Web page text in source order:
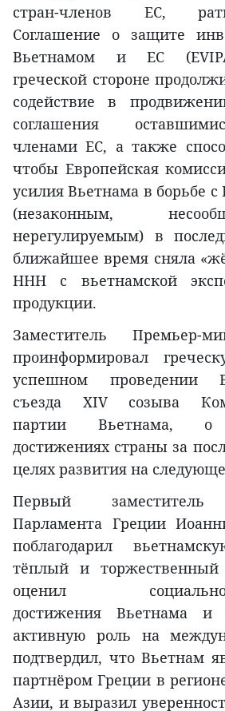
стран-членов ЕС,
Соглашение о защите
Вьетнамом и ЕС
греческой стороне
содействие в
соглашения
членами ЕС, а также
чтобы Европейская
усилия Вьетнама в борьбе
(незаконным,
нерегулируемым) в
ближайшее время сняла
ННН с вьетнамской
продукции.
Заместитель Премьер-
проинформировал
успешном проведении
съезда XIV созыва
партии Вьетнама, о
достижениях страны за
целях развития на
Первый заместитель
Парламента Греции
поблагодарил
тёплый и
оценил социально-
достижения Вьетнама и
активную роль на
подтвердил, что Вьетнам
партнёром Греции в
Азии, и выразил